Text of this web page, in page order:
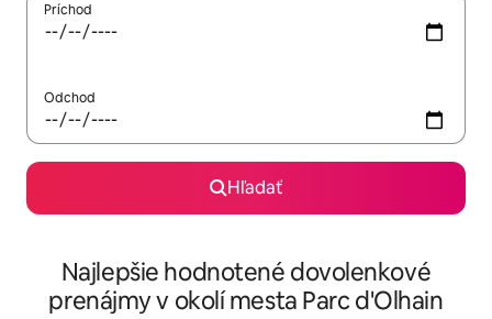
Príchod
Odchod
Hľadať
Najlepšie hodnotené dovolenkové
prenájmy v okolí mesta Parc d'Olhain